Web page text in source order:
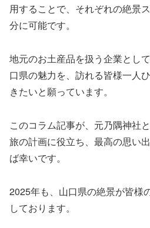
用することで、それぞれの絶景
分に可能です。
地元のお土産品を扱う企業とし
口県の魅力を、訪れる皆様一人
きたいと願っています。
このコラム記事が、元乃隅神社
旅の計画に役立ち、最高の思い
ば幸いです。
2025年も、山口県の絶景が皆様
しております。